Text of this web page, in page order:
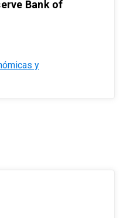
Bank of
y